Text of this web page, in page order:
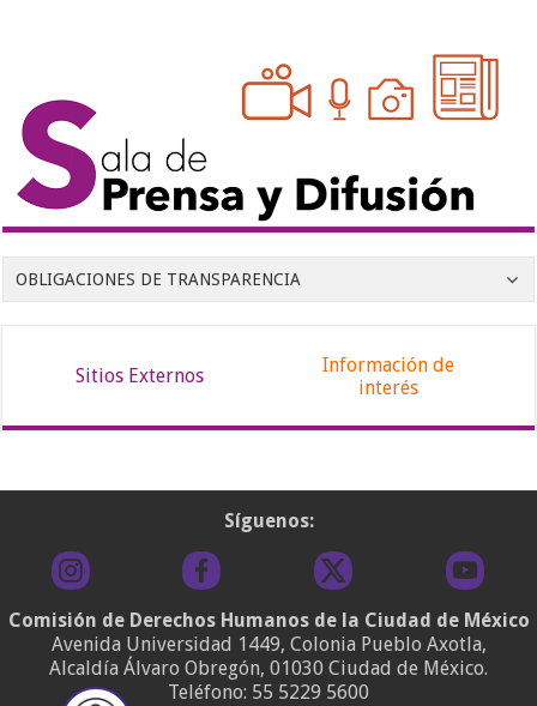
OBLIGACIONES DE TRANSPARENCIA
Sitios Externos
Información de
interés
Síguenos:
Comisión de Derechos Humanos de la Ciudad de México
Avenida Universidad 1449, Colonia Pueblo Axotla,
Alcaldía Álvaro Obregón, 01030 Ciudad de México.
Teléfono: 55 5229 5600